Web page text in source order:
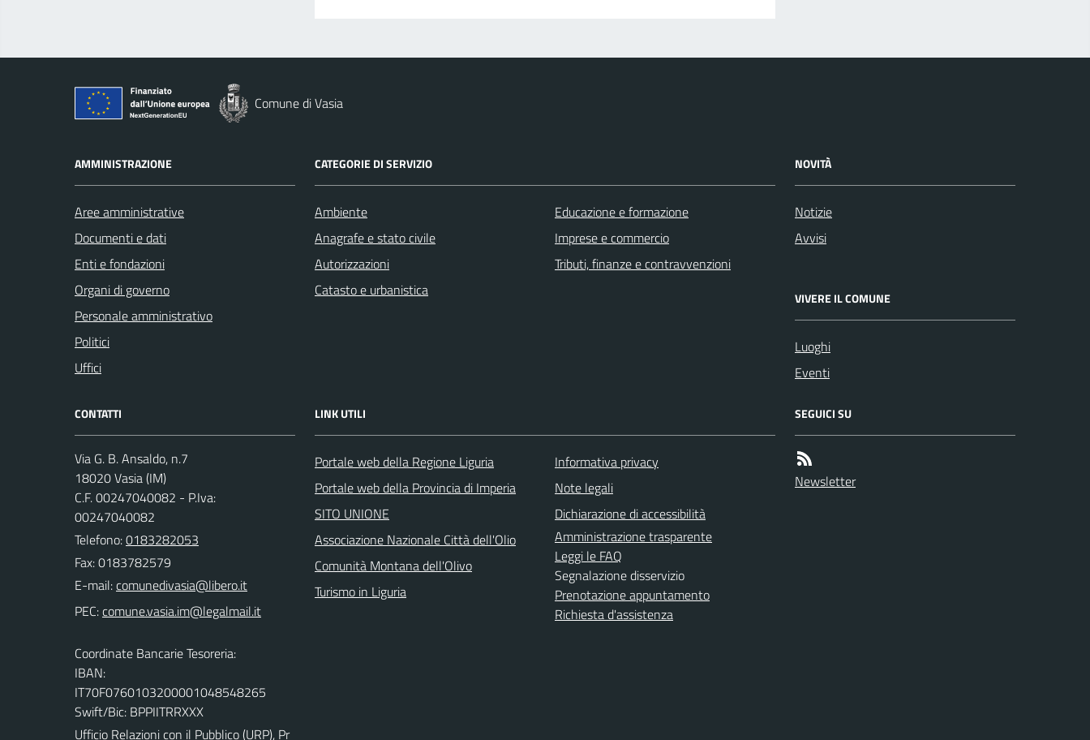
Comune di Vasia
AMMINISTRAZIONE
Aree amministrative
Documenti e dati
Enti e fondazioni
Organi di governo
Personale amministrativo
Politici
Uffici
CATEGORIE DI SERVIZIO
Ambiente
Anagrafe e stato civile
Autorizzazioni
Catasto e urbanistica
Educazione e formazione
Imprese e commercio
Tributi, finanze e contravvenzioni
NOVITÀ
Notizie
Avvisi
VIVERE IL COMUNE
Luoghi
Eventi
CONTATTI
Via G. B. Ansaldo, n.7
18020 Vasia (IM)
C.F. 00247040082 - P.Iva:
00247040082
Telefono:0183282053
Fax: 0183782579
E-mail:
PEC:
Coordinate Bancarie Tesoreria:
IBAN:
IT70F0760103200001048548265
Swift/Bic: BPPIITRRXXX
Ufficio Relazioni con il Pubblico (URP), Pr
LINK UTILI
Portale web della Regione Liguria
Portale web della Provincia di Imperia
SITO UNIONE
Associazione Nazionale Città dell'Olio
Comunità Montana dell'Olivo
Turismo in Liguria
Informativa privacy
Note legali
Dichiarazione di accessibilità
Amministrazione trasparente
Leggi le FAQ
Segnalazione disservizio
Prenotazione appuntamento
Richiesta d'assistenza
SEGUICI SU
Newsletter